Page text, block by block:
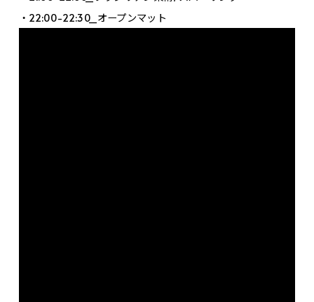
・22:00-22:30_オープンマット